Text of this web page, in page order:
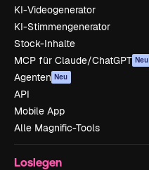
KI-Videogenerator
KI-Stimmengenerator
Stock-Inhalte
MCP für Claude/ChatGPT Neu
Agenten Neu
API
Mobile App
Alle Magnific-Tools
Loslegen